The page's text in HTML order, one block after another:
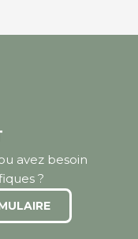
avez besoin
?